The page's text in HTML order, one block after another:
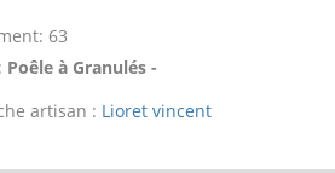
63
Poêle à Granulés -
artisan : Lioret vincent